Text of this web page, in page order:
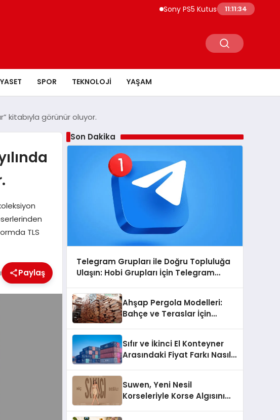
Sony PS5 Kutusuna 2028 Uyarısı Yeni Oyunlar
11:11:36
SPOR TEKNOLOJI YAŞAM
kitabıyla görünür oluyor.
TLS
Paylaş
Son Dakika
Telegram Grupları ile Doğru Topluluğa
Ulaşın: Hobi Grupları İçin Telegram
Ahşap Pergola Modelleri:
Bahçe ve Teraslar İçin
Sıfır ve İkinci El Konteyner
Arasındaki Fiyat Farkı Nasıl
Suwen, Yeni Nesil
Korseleriyle Korse Algısını